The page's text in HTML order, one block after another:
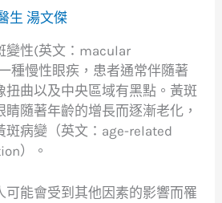
生 湯文傑
變性(英文：macular
種慢性眼疾，患者通常伴隨著
扭曲以及中央區域有黑點。黃斑
隨著年齡的增長而逐漸老化，
斑病變（英文：age-related
）。
可能會受到其他因素的影響而罹